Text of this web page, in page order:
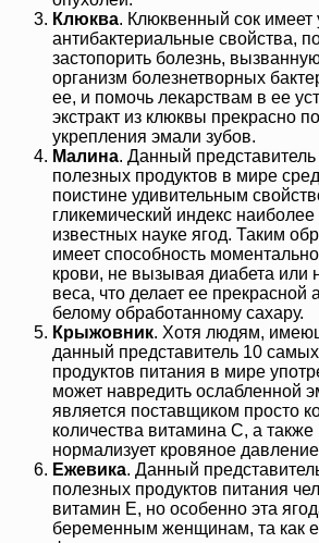
Клюква. Клюквенный сок имеет
антибактериальные свойства,
застопорить болезнь,
организм болезнетворных
ее, и помочь лекарствам в ее
экстракт из клюквы прекрасно
укрепления эмали зубов.
Малина. Данный
полезных продуктов в мире
поистине удивительным
гликемический индекс наиболее
известных науке ягод. Таким
имеет способность
крови, не вызывая диабета или
веса, что делает ее прекрасной
белому обработанному сахару.
Крыжовник. Хотя людям,
данный представитель 10
продуктов питания в мире
может навредить ослабленной
является поставщиком просто
количества витамина С, а также
нормализует кровяное
Ежевика. Данный
полезных продуктов питания
витамин Е, но особенно эта
беременным женщинам, та как